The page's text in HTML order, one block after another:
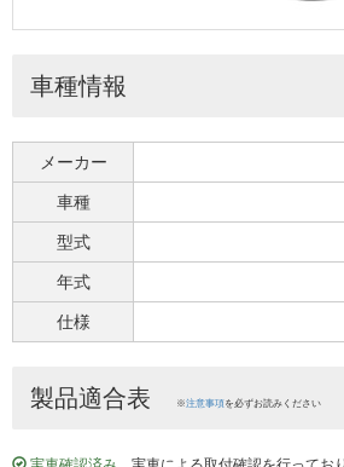
車種情報
メーカー
車種
型式
年式
仕様
製品適合表 ※注意事項を必ずお読みください